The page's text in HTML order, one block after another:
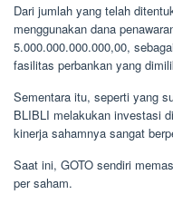
Dari jumlah yang telah
menggunakan dana
5.000.000.000.000,00,
fasilitas perbankan yang
Sementara itu, seperti yang
BLIBLI melakukan investasi
kinerja sahamnya sangat
Saat ini, GOTO sendiri
per saham.